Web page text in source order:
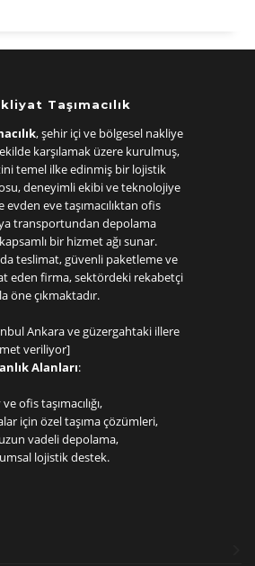
Taşımacılık
, şehir içi ve bölgesel nakliye
karşılamak üzere kurulmuş,
temel ilke edinmiş bir lojistik
deneyimli ekibi ve teknolojiye
eve taşımacılıktan ofis
transportundan depolama
bir hizmet ağı sunar.
teslimat, güvenli paketleme ve
eden firma, sektördeki rekabetçi
öne çıkmaktadır.
Ankara ve güzergahtaki illere
veriliyor]
Alanları:
ve ofis taşımacılığı,
için özel taşıma çözümleri,
vadeli depolama,
lojistik destek.